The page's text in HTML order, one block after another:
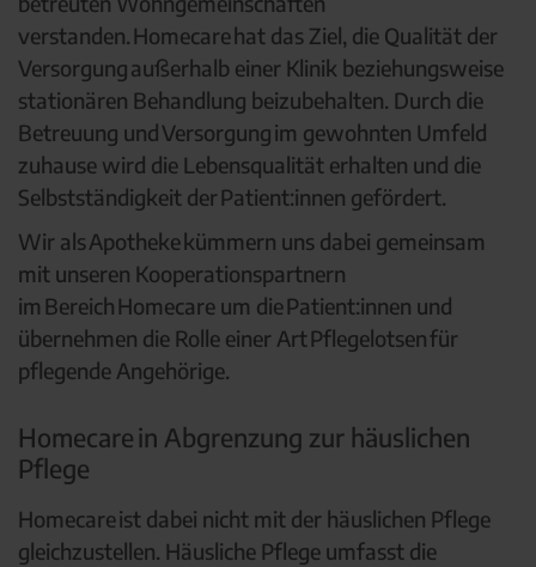
verstanden. Homecare hat das Ziel, die Qualität der
Versorgung außerhalb einer Klinik beziehungsweise
stationären Behandlung beizubehalten. Durch die
Betreuung und Versorgung im gewohnten Umfeld
zuhause wird die Lebensqualität erhalten und die
Selbstständigkeit der Patient:innen gefördert.
Wir als Apotheke kümmern uns dabei gemeinsam
mit unseren Kooperationspartnern
im Bereich Homecare um die Patient:innen und
übernehmen die Rolle einer Art Pflegelotsen für
pflegende Angehörige.
Homecare in Abgrenzung zur häuslichen
Pflege
Homecare ist dabei nicht mit der häuslichen Pflege
gleichzustellen. Häusliche Pflege umfasst die